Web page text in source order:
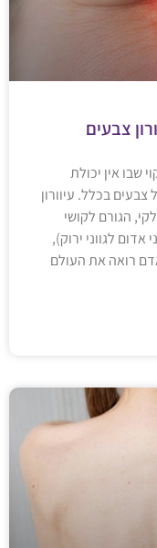
צבעים
שבו אין יכולת
בכלל. עיוורון
הגורם לקושי
אדום לגווני ירוק),
רואה את העולם